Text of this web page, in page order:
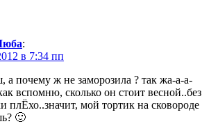
:
в 7:34 пп
почему ж не заморозила ? так жа-а-а-
вспомню, сколько он стоит весной..без
плЁхо..значит, мой тортик на сковороде
🙂